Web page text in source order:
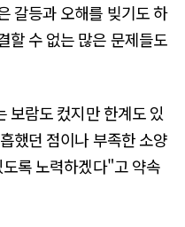
갈등과 오해를 빚기도 하
할 수 없는 많은 문제들도
보람도 컸지만 한계도 있
했던 점이나 부족한 소양
록 노력하겠다"고 약속